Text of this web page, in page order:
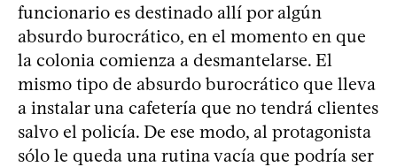
funcionario es destinado allí por algún
absurdo burocrático, en el momento en que
la colonia comienza a desmantelarse. El
mismo tipo de absurdo burocrático que lleva
a instalar una cafetería que no tendrá clientes
salvo el policía. De ese modo, al protagonista
sólo le queda una rutina vacía que podría ser